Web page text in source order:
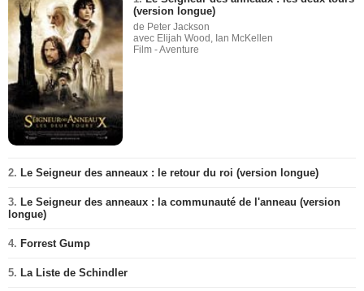
(version longue)
de Peter Jackson
avec Elijah Wood, Ian McKellen
Film - Aventure
2. Le Seigneur des anneaux : le retour du roi (version longue)
3. Le Seigneur des anneaux : la communauté de l'anneau (version
longue)
4. Forrest Gump
5. La Liste de Schindler